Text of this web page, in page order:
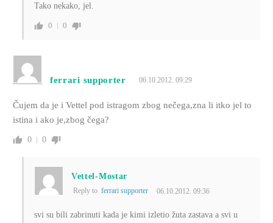
Tako nekako, jel.
0 0
ferrari supporter 06.10.2012. 09:29
Čujem da je i Vettel pod istragom zbog nečega,zna li itko jel to
istina i ako je,zbog čega?
0 0
Vettel-Mostar
Reply to ferrari supporter 06.10.2012. 09:36
svi su bili zabrinuti kada je kimi izletio žuta zastava a svi u